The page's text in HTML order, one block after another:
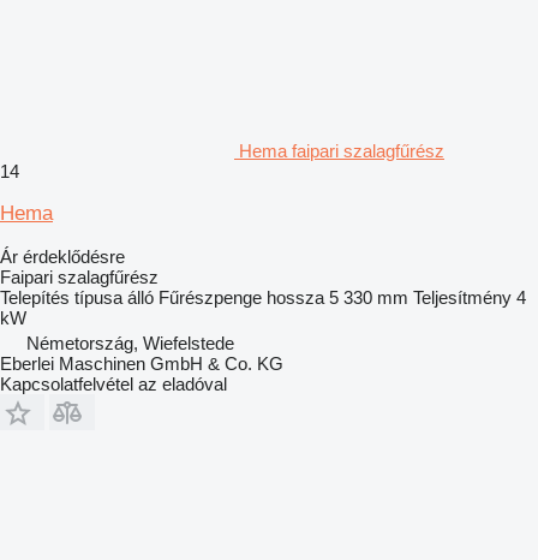
Hema faipari szalagfűrész
14
Hema
Ár érdeklődésre
Faipari szalagfűrész
Telepítés típusa álló Fűrészpenge hossza 5 330 mm Teljesítmény 4
kW
Németország, Wiefelstede
Eberlei Maschinen GmbH & Co. KG
Kapcsolatfelvétel az eladóval